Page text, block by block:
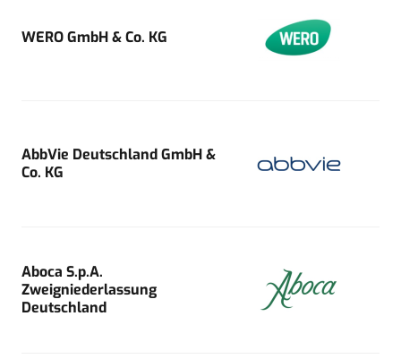
WERO GmbH & Co. KG
AbbVie Deutschland GmbH &
Co. KG
Aboca S.p.A.
Zweigniederlassung
Deutschland